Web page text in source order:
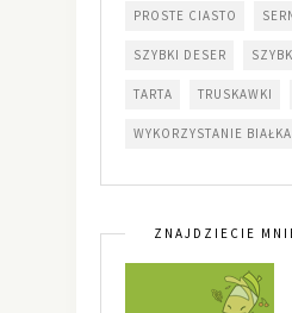
PROSTE CIASTO
SZYBKI DESER
TARTA TRUSKAWKI
WYKORZYSTANIE BIAŁKA
ZNAJDZIECIE